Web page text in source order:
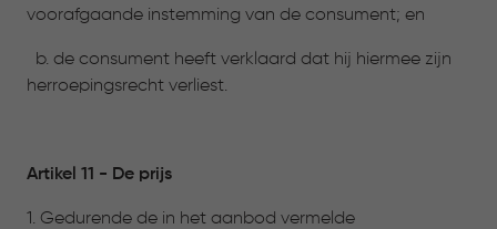
voorafgaande instemming van de consument; en
b. de consument heeft verklaard dat hij hiermee zijn
herroepingsrecht verliest.
Artikel 11 - De prijs
1. Gedurende de in het aanbod vermelde